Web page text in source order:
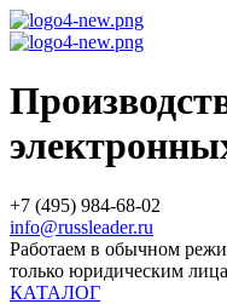
+7 (495) 984-68-02
info@russleader.ru
Работаем в обычном
только юридическим
КАТАЛОГ